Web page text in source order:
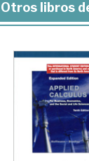
Otros libros